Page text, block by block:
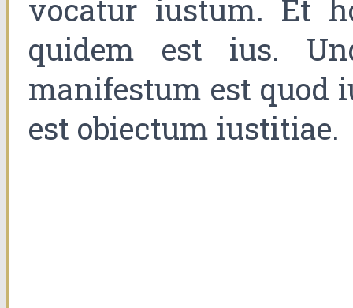
vocatur iustum. Et
quidem est ius.
manifestum est quod
est obiectum iustitiae.